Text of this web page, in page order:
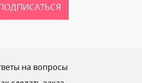
на вопросы